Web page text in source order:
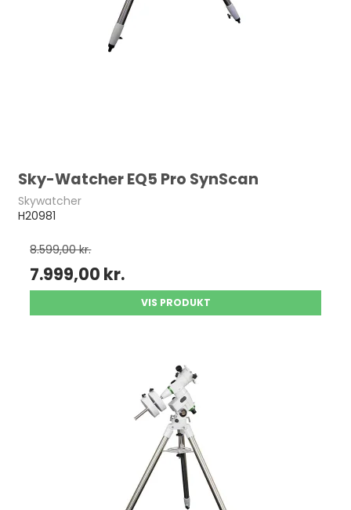
Sky-Watcher EQ5 Pro SynScan
Skywatcher
H20981
8.599,00 kr.
7.999,00 kr.
VIS PRODUKT